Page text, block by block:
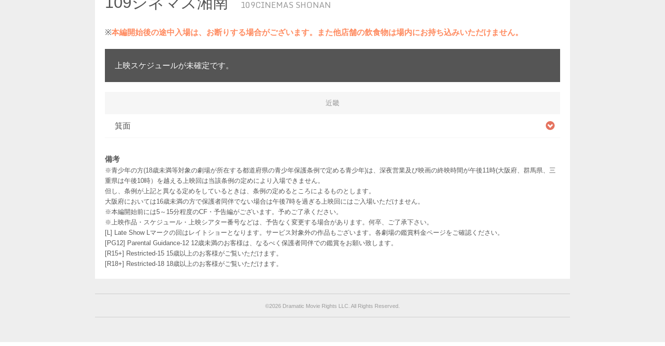
109CINEMAS SHONAN
※本編開始後の途中入場は、お断りする場合がございます。また他店舗の飲食物は場内にお持ち込みいただけません。
上映スケジュールが未確定です。
近畿
箕面
備考
※青少年の方(18歳未満等対象の劇場が所在する都道府県の青少年保護条例で定める青少年)は、深夜営業及び映画の終映時間が午後11時(大阪府、群馬県、三
重県は午後10時）を越える上映回は当該条例の定めにより入場できません。
但し、条例が上記と異なる定めをしているときは、条例の定めるところによるものとします。
大阪府においては16歳未満の方で保護者同伴でない場合は午後7時を過ぎる上映回にはご入場いただけません。
※本編開始前には5～15分程度のCF・予告編がございます。予めご了承ください。
※上映作品・スケジュール・上映シアター番号などは、予告なく変更する場合があります。何卒、ご了承下さい。
[L] Late Show Lマークの回はレイトショーとなります。サービス対象外の作品もございます。各劇場の鑑賞料金ページをご確認ください。
[PG12] Parental Guidance-12 12歳未満のお客様は、なるべく保護者同伴での鑑賞をお願い致します。
[R15+] Restricted-15 15歳以上のお客様がご覧いただけます。
[R18+] Restricted-18 18歳以上のお客様がご覧いただけます。
©︎2026 Dramatic Movie Rights LLC. All Rights Reserved.